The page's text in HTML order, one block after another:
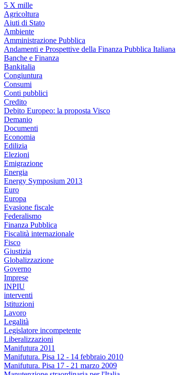
5 X mille
Agricoltura
Aiuti di Stato
Ambiente
Amministrazione Pubblica
Andamenti e Prospettive della Finanza Pubblica Italiana
Banche e Finanza
Bankitalia
Congiuntura
Consumi
Conti pubblici
Credito
Debito Europeo: la proposta Visco
Demanio
Documenti
Economia
Edilizia
Elezioni
Emigrazione
Energia
Energy Symposium 2013
Euro
Europa
Evasione fiscale
Federalismo
Finanza Pubblica
Fiscalità internazionale
Fisco
Giustizia
Globalizzazione
Governo
Imprese
INPIU
interventi
Istituzioni
Lavoro
Legalità
Legislatore incompetente
Liberalizzazioni
Manifutura 2011
Manifutura. Pisa 12 - 14 febbraio 2010
Manifutura. Pisa 17 - 21 marzo 2009